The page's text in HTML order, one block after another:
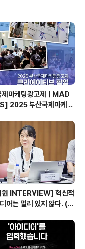
일
ST
it
제마케팅광고제ㅣMAD
2025 부산국제마케팅
원 INTERVIEW] 혁신적
어는 멀리 있지 않다. (제